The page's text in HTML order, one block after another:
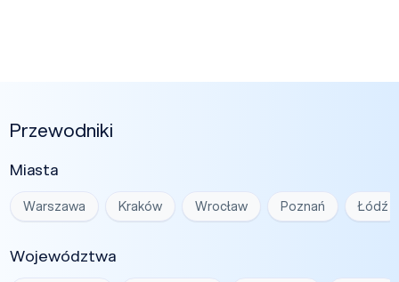
Przewodniki
Miasta
Warszawa Kraków Wrocław Poznań Łódź
Województwa